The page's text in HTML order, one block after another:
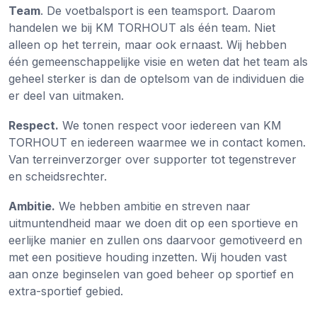
Team. De voetbalsport is een teamsport. Daarom
handelen we bij KM TORHOUT als één team. Niet
alleen op het terrein, maar ook ernaast. Wij hebben
één gemeenschappelijke visie en weten dat het team als
geheel sterker is dan de optelsom van de individuen die
er deel van uitmaken.
Respect. We tonen respect voor iedereen van KM
TORHOUT en iedereen waarmee we in contact komen.
Van terreinverzorger over supporter tot tegenstrever
en scheidsrechter.
Ambitie. We hebben ambitie en streven naar
uitmuntendheid maar we doen dit op een sportieve en
eerlijke manier en zullen ons daarvoor gemotiveerd en
met een positieve houding inzetten. Wij houden vast
aan onze beginselen van goed beheer op sportief en
extra-sportief gebied.